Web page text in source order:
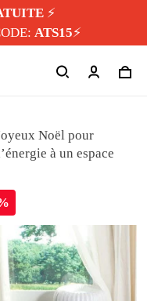
⚡️
ATS15⚡️
Noël pour
à un espace